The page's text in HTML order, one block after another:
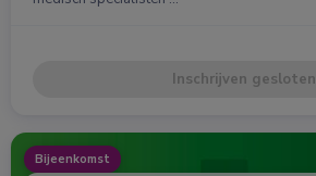
Inschrijven gesloten
Bijeenkomst